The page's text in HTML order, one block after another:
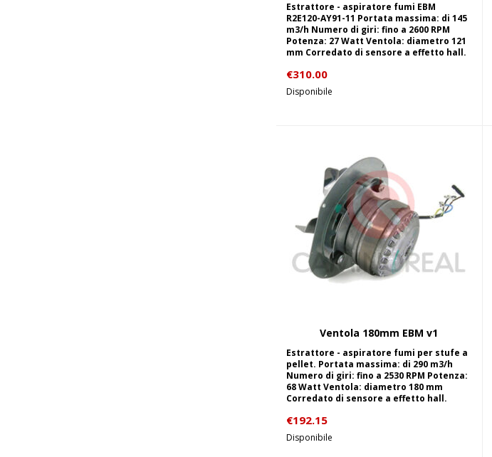
Estrattore - aspiratore fumi EBM
R2E120-AY91-11 Portata massima: di 145
m3/h Numero di giri: fino a 2600 RPM
Potenza: 27 Watt Ventola: diametro 121
mm Corredato di sensore a effetto hall.
€310.00
Disponibile
Aggiungi al carrello
Ventola 180mm EBM v1
Estrattore - aspiratore fumi per stufe a
pellet. Portata massima: di 290 m3/h
Numero di giri: fino a 2530 RPM Potenza:
68 Watt Ventola: diametro 180 mm
Corredato di sensore a effetto hall.
€192.15
Disponibile